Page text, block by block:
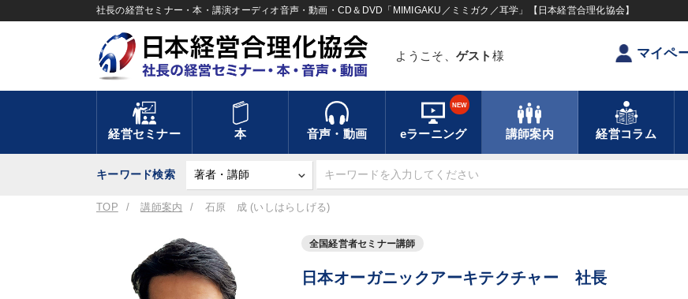
社長の経営セミナー・本・講演オーディオ音声・動画・CD＆DVD「MIMIGAKU／ミミガク／耳学」【日本経営合理化協会】
ようこそ、 ゲスト 様 マイペ
経営セミナー 本 音声・動画 eラーニング
NEW
講師案内 経営コラム
キーワード検索
TOP 講師案内 石原 成 (いしはらしげる)
全国経営者セミナー講師
日本オーガニックアーキテクチャー 社長